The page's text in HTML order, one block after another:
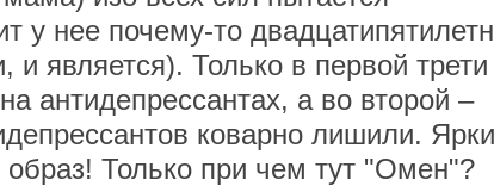
у нее почему-то
и является). Только в первой трети
антидепрессантах, а во второй –
коварно лишили.
Только при чем тут "Омен"?